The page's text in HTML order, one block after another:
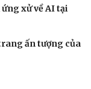
xử về AI tại
ấn tượng của